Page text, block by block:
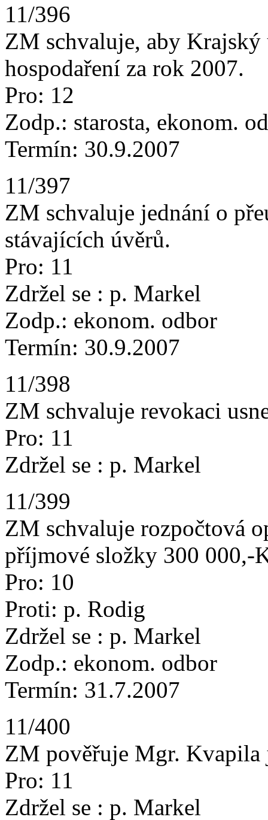
11/396
ZM schvaluje, aby
hospodaření za rok 2007.
Pro: 12
Zodp.: starosta, ekonom.
Termín: 30.9.2007
11/397
ZM schvaluje jednání o
stávajících úvěrů.
Pro: 11
Zdržel se : p. Markel
Zodp.: ekonom. odbor
Termín: 30.9.2007
11/398
ZM schvaluje revokaci
Pro: 11
Zdržel se : p. Markel
11/399
ZM schvaluje rozpočtová
příjmové složky 300 000,-
Pro: 10
Proti: p. Rodig
Zdržel se : p. Markel
Zodp.: ekonom. odbor
Termín: 31.7.2007
11/400
ZM pověřuje Mgr. Kvapila
Pro: 11
Zdržel se : p. Markel